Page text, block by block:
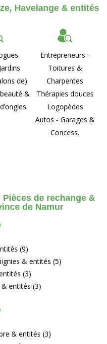
Havelange & entités
de)
&
Entrepreneurs -
Toitures &
Charpentes
Thérapies douces
Logopèdes
Autos - Garages &
Concess.
de rechange &
de Namur
(9)
& entités (5)
(3)
entités (3)
& entités (3)